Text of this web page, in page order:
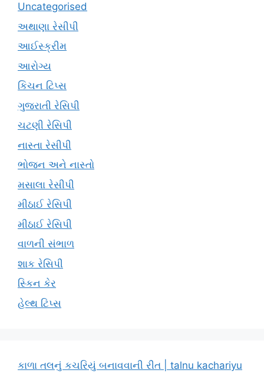
Uncategorised
અથાણા રેસીપી
આઈસ્ક્રીમ
આરોગ્ય
કિચન ટિપ્સ
ગુજરાતી રેસિપી
ચટણી રેસિપી
નાસ્તા રેસીપી
ભોજન અને નાસ્તો
મસાલા રેસીપી
મીઠાઈ રેસિપી
મીઠાઈ રેસિપી
વાળની સંભાળ
શાક રેસિપી
સ્કિન કેર
હેલ્થ ટિપ્સ
કાળા તલનું કચરિયું બનાવવાની રીત | talnu kachariyu